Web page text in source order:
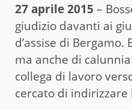
27 aprile 2015 –
giudizio davanti ai
d’assise di Bergamo.
ma anche di
collega di lavoro
cercato di indirizzare